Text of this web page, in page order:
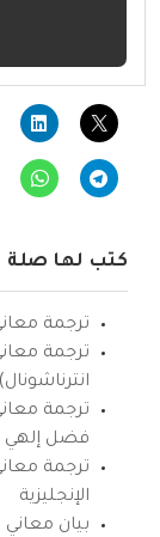
كتب لها صلة
ترجمة
ترجمة
انترناشونال)
ترجمة
فضل إلهي
ترجمة
الإنجليزية
بيان معاني